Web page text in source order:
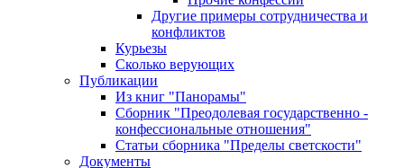
Другие примеры сотрудничества и
конфликтов
Курьезы
Сколько верующих
Публикации
Из книг "Панорамы"
Сборник "Преодолевая государственно -
конфессиональные отношения"
Статьи сборника "Пределы светскости"
Документы